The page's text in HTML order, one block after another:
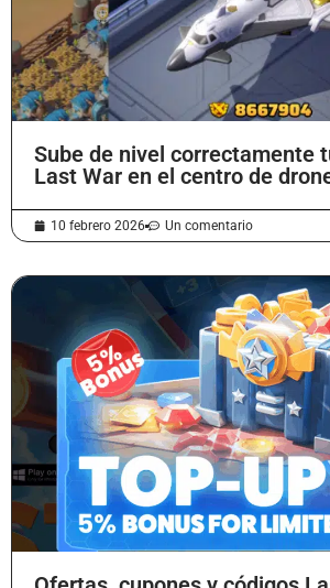
Sube de nivel correctamente
Last War en el centro de
10 febrero 2026 Un comentario